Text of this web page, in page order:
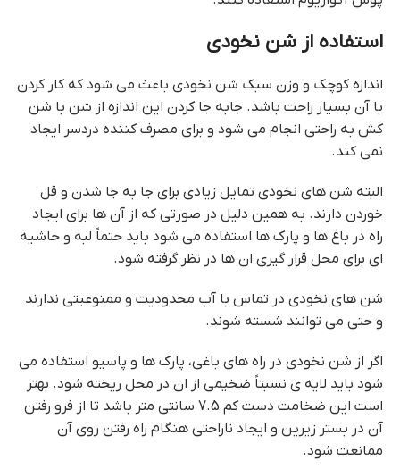
استفاده از شن نخودی
اندازه کوچک و وزن سبک شن نخودی باعث می شود که کار کردن
با آن بسیار راحت باشد. جابه جا کردن این اندازه از شن با شن
کش به راحتی انجام می شود و برای مصرف کننده دردسر ایجاد
نمی کند.
البته شن های نخودی تمایل زیادی برای جا به جا شدن و قل
خوردن دارند. به همین دلیل در صورتی که از آن ها برای ایجاد
راه در باغ ها و پارک ها استفاده می شود باید حتماً لبه و حاشیه
ای برای محل قرار گیری ان ها در نظر گرفته شود.
شن های نخودی در تماس با آب محدودیت و ممنوعیتی ندارند
و حتی می توانند شسته شوند.
اگر از شن نخودی در راه های باغی، پارک ها و پاسیو استفاده می
شود باید لایه ی نسبتاً ضخیمی از ان در محل ریخته شود. بهتر
است این ضخامت دست کم 7.5 سانتی متر باشد تا از فرو رفتن
آن در بستر زیرین و ایجاد ناراحتی هنگام راه رفتن روی آن
ممانعت شود.